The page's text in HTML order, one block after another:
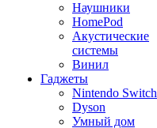
Наушники
HomePod
Акустические
системы
Винил
Гаджеты
Nintendo Switch
Dyson
Умный дом